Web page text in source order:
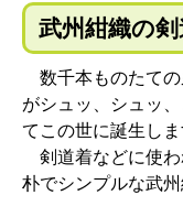
武州紺織の
数千本ものたての
がシュッ、シュッ
てこの世に誕生しま
剣道着などに使わ
朴でシンプルな武